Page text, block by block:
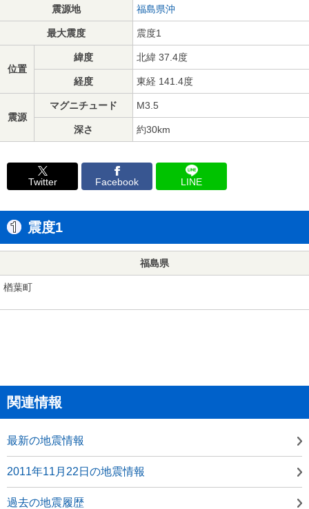
震源地 福島県沖
最大震度 震度1
位置
緯度 北緯 37.4度
経度 東経 141.4度
震源
マグニチュード M3.5
深さ 約30km
Twitter Facebook LINE
震度1
福島県
楢葉町
関連情報
最新の地震情報
2011年11月22日の地震情報
過去の地震履歴